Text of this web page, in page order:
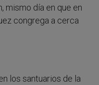
mismo día en que en
congrega a cerca
los santuarios de la